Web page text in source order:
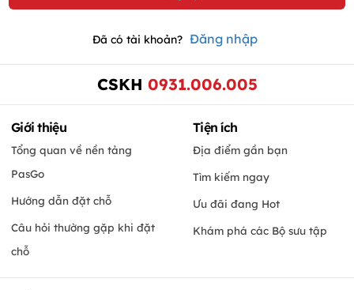
Đã có tài khoản? Đăng nhập
CSKH 0931.006.005
Giới thiệu
Tổng quan về nền tảng
PasGo
Hướng dẫn đặt chỗ
Câu hỏi thường gặp khi đặt
chỗ
Tiện ích
Địa điểm gần bạn
Tìm kiếm ngay
Ưu đãi đang Hot
Khám phá các Bộ sưu tập